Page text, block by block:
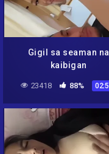
Gigil sa seaman na
kaibigan
23418 88%